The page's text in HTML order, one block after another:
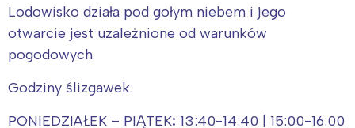
Lodowisko działa pod gołym niebem i jego
otwarcie jest uzależnione od warunków
pogodowych.
Godziny ślizgawek:
PONIEDZIAŁEK – PIĄTEK: 13:40-14:40 | 15:00-16:00